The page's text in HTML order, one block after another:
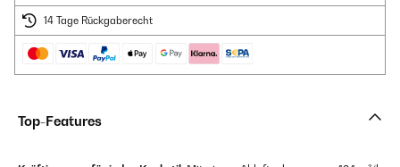
14 Tage Rückgaberecht
Top-Features